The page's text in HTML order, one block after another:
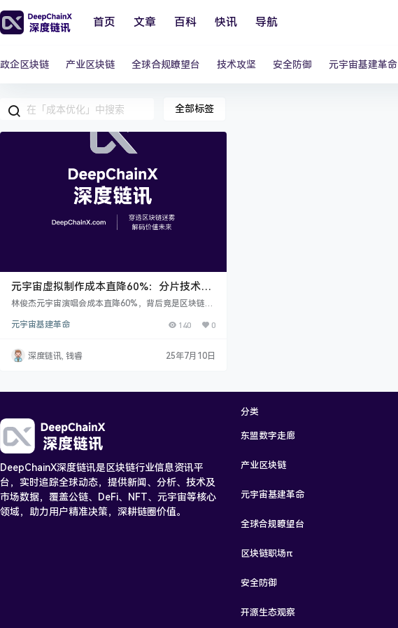
首页 文章 百科 快讯 导航
政企区块链 产业区块链 全球合规瞭望台 技术攻坚 安全防御 元宇宙基建革命
全部标签
元宇宙虚拟制作成本直降60%：分片技术如
何让林俊杰演唱会“分身”全球？
林俊杰元宇宙演唱会成本直降60%，背后竟是区块链分
成本高昂，实时渲染、数据存储、网络传输皆成难题。
化、存储成本革命多管齐下。5G+边缘计算则优化延迟
与画质，实现边缘节点缓存革命、分层传输架构突破、
化推进。…
元宇宙基建革命 140 0
深度链讯, 钱睿 25年7月10日
DeepChainX深度链讯是区块链行业信息资讯平
台，实时追踪全球动态，提供新闻、分析、技术及
市场数据，覆盖公链、DeFi、NFT、元宇宙等核心
领域，助力用户精准决策，深耕链圈价值。
分类
东盟数字走廊
产业区块链
元宇宙基建革命
全球合规瞭望台
区块链职场π
安全防御
开源生态观察